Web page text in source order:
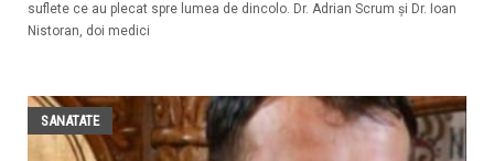
suflete ce au plecat spre lumea de dincolo. Dr. Adrian Scrum și Dr. Ioan
Nistoran, doi medici
SANATATE